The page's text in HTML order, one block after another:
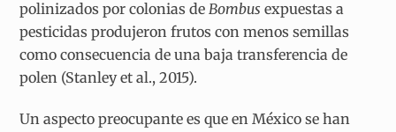
polinizados por colonias deBombus expuestas a
pesticidas produjeron frutos con menos semillas
como consecuencia de una baja transferencia de
polen (Stanley et al., 2015).
Un aspecto preocupante es que en México se han